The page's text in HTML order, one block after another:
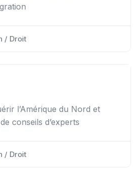
/ Droit
l’Amérique du Nord et
conseils d’experts
/ Droit